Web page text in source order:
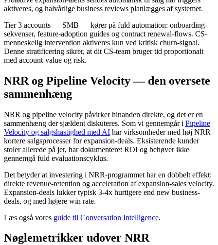
aktiveres, og halvårlige business reviews planlægges af systemet.
Tier 3 accounts — SMB — kører på fuld automation: onboarding-
sekvenser, feature-adoption guides og contract renewal-flows. CS-
menneskelig intervention aktiveres kun ved kritisk churn-signal.
Denne stratificering sikrer, at dit CS-team bruger tid proportionalt
med account-value og risk.
NRR og Pipeline Velocity — den oversete
sammenhæng
NRR og pipeline velocity påvirker hinanden direkte, og det er en
sammenhæng der sjældent diskuteres. Som vi gennemgår i Pipeline
Velocity og salgshastighed med AI har virksomheder med høj NRR
kortere salgsprocesser for expansion-deals. Eksisterende kunder
stoler allerede på jer, har dokumenteret ROI og behøver ikke
gennemgå fuld evaluationscyklus.
Det betyder at investering i NRR-programmet har en dobbelt effekt:
direkte revenue-retention og acceleration af expansion-sales velocity.
Expansion-deals lukker typisk 3-4x hurtigere end new business-
deals, og med højere win rate.
Læs også vores guide til Conversation Intelligence.
Nøglemetrikker udover NRR